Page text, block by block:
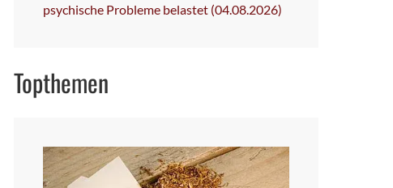
psychische Probleme belastet (04.08.2026)
Topthemen